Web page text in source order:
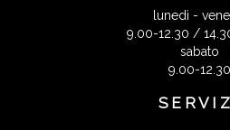
lunedì -
9.00-12.30 /
sabato
9.00-12.30